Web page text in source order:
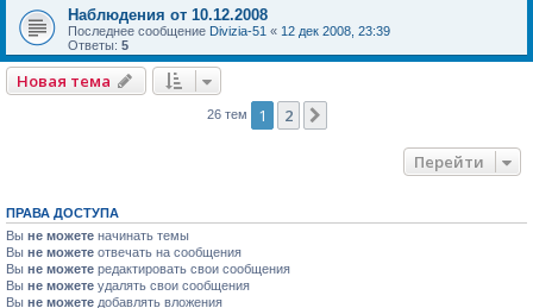
Наблюдения от 10.12.2008
Последнее сообщение Divizia-51 « 12 дек 2008, 23:39
Ответы: 5
Новая тема
26 тем 1 2
Перейти
ПРАВА ДОСТУПА
Вы не можете начинать темы
Вы не можете отвечать на сообщения
Вы не можете редактировать свои сообщения
Вы не можете удалять свои сообщения
Вы не можете добавлять вложения